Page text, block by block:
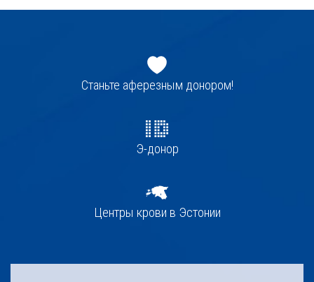
navigatsioonСтаньте аферезным донором!
Э-донор
Центры крови в Эстонии